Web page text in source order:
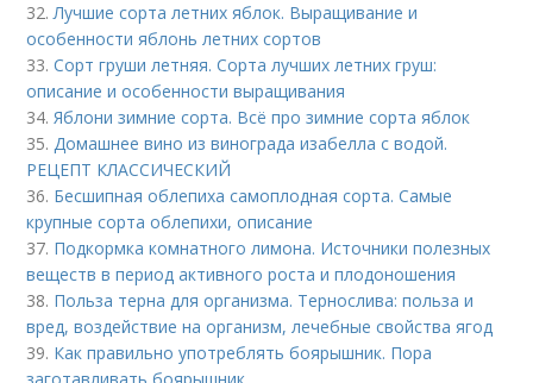
32.Лучшие сорта летних яблок. Выращивание и
особенности яблонь летних сортов
33.Сорт груши летняя. Сорта лучших летних груш:
описание и особенности выращивания
34.Яблони зимние сорта. Всё про зимние сорта яблок
35.Домашнее вино из винограда изабелла с водой.
РЕЦЕПТ КЛАССИЧЕСКИЙ
36. Бесшипная облепиха самоплодная сорта. Самые
крупные сорта облепихи, описание
37. Подкормка комнатного лимона. Источники полезных
веществ в период активного роста и плодоношения
38. Польза терна для организма. Тернослива: польза и
вред, воздействие на организм, лечебные свойства ягод
39. Как правильно употреблять боярышник. Пора